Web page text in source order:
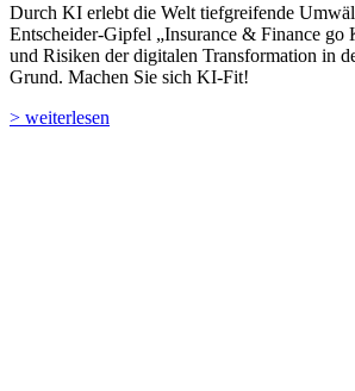
Durch KI erlebt die Welt tiefgreifende
Entscheider-Gipfel „Insurance & Finance go
und Risiken der digitalen Transformation in
Grund. Machen Sie sich KI-Fit!
> weiterlesen